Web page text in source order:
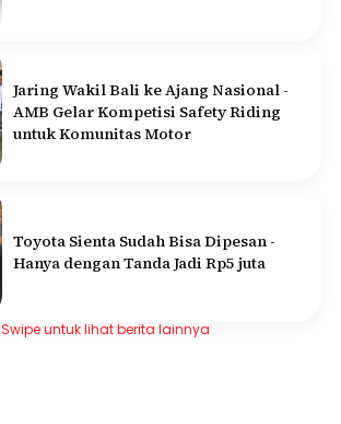
Jaring Wakil Bali ke Ajang Nasional -
AMB Gelar Kompetisi Safety Riding
untuk Komunitas Motor
Toyota Sienta Sudah Bisa Dipesan -
Hanya dengan Tanda Jadi Rp5 juta
Swipe untuk lihat berita lainnya